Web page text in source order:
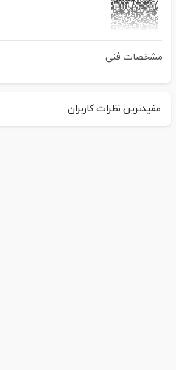
اگر برای خرید تمایل به عضویت در سایت ندارید،
فقط کافی است نام محصول
مشخصات فنی
مفیدترین نظرات کاربران